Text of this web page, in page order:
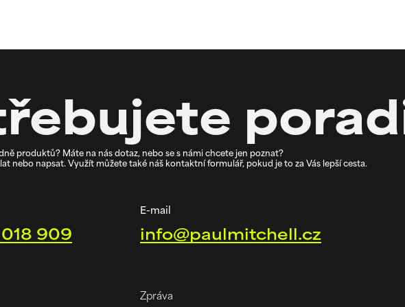
produktů? Máte na nás dotaz, nebo se s námi chcete jen poznat?
nebo napsat. Využít můžete také náš kontaktní formulář, pokud je to za Vás lepší cesta.
909
E-mail
info@paulmitchell.cz
Zpráva